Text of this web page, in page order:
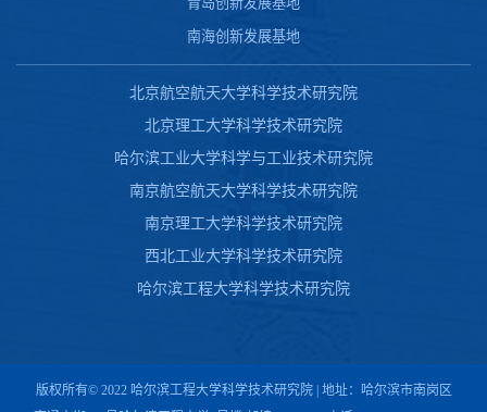
南海创新发展基地
北京航空航天大学科学技术研究院
北京理工大学科学技术研究院
哈尔滨工业大学科学与工业技术研究院
南京航空航天大学科学技术研究院
南京理工大学科学技术研究院
西北工业大学科学技术研究院
哈尔滨工程大学科学技术研究院
版权所有© 2022 哈尔滨工程大学科学技术研究院 | 地址：哈尔滨市南岗区